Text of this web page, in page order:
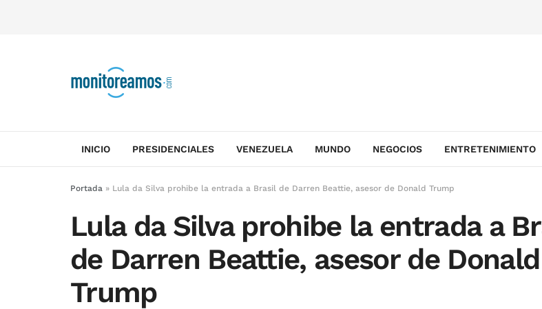
INICIO PRESIDENCIALES VENEZUELA MUNDO NEGOCIOS ENTRETENIMIENTO
Portada » Lula da Silva prohibe la entrada a Brasil de Darren Beattie, asesor de Donald Trump
Lula da Silva prohibe la entrada a
de Darren Beattie, asesor de Donald
Trump